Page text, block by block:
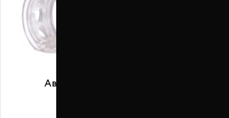
Автобаферы размер A задние